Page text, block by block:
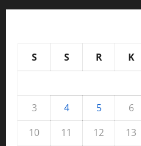
S S R K
3
4 5 6
10
11 12 13